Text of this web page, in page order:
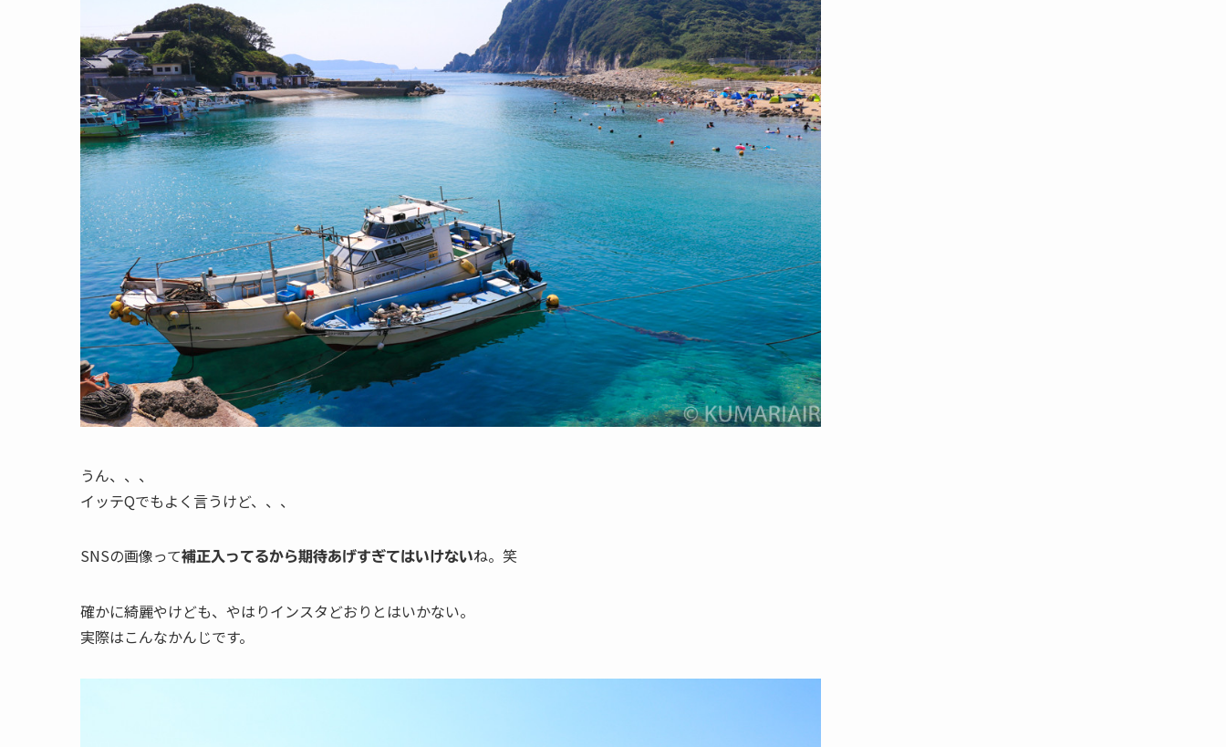
うん、、、
イッテQでもよく言うけど、、、
SNSの画像って補正入ってるから期待あげすぎてはいけないね。笑
確かに綺麗やけども、やはりインスタどおりとはいかない。
実際はこんなかんじです。